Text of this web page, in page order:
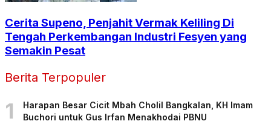
Cerita Supeno, Penjahit Vermak Keliling Di
Tengah Perkembangan Industri Fesyen yang
Semakin Pesat
Berita Terpopuler
1
Harapan Besar Cicit Mbah Cholil Bangkalan, KH Imam
Buchori untuk Gus Irfan Menakhodai PBNU